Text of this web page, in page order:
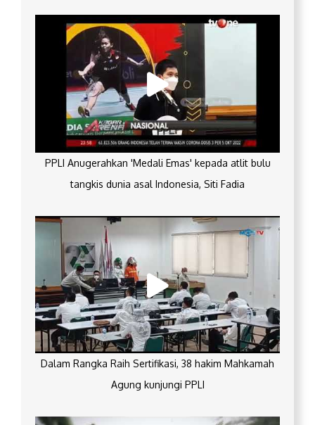
PPLI Anugerahkan 'Medali Emas' kepada atlit bulu
tangkis dunia asal Indonesia, Siti Fadia
Dalam Rangka Raih Sertifikasi, 38 hakim Mahkamah
Agung kunjungi PPLI